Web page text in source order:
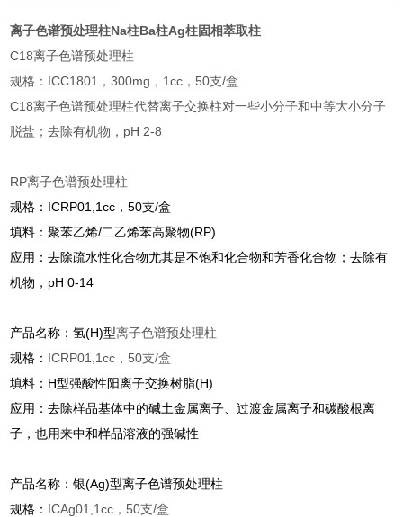
离子色谱预处理柱Na柱Ba柱Ag柱固相萃取柱
C18离子色谱预处理柱
规格：ICC1801，300mg，1cc，50支/盒
C18离子色谱预处理柱代替离子交换柱对一些小分子和中等大小分子
脱盐；去除有机物，pH 2-8
RP离子色谱预处理柱
规格：ICRP01,1cc，50支/盒
填料：聚苯乙烯/二乙烯苯高聚物(RP)
应用：去除疏水性化合物尤其是不饱和化合物和芳香化合物；去除有
机物，pH 0-14
产品名称：氢(H)型离子色谱预处理柱
规格： ICRP01,1cc，50支/盒
填料：H型强酸性阳离子交换树脂(H)
应用：去除样品基体中的碱土金属离子、过渡金属离子和碳酸根离
子，也用来中和样品溶液的强碱性
产品名称：银(Ag)型离子色谱预处理柱
规格： ICAg01,1cc，50支/盒